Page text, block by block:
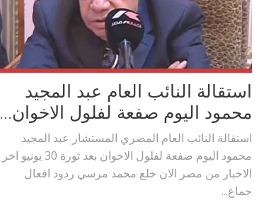
استقالة النائب العام عبد المجيد
محمود اليوم صفعة لفلول الاخوان...
استقالة النائب العام المصري المستشار عبد المجيد
محمود اليوم صفعة لفلول الاخوان بعد ثورة 30 يونيو اخر
الاخبار من مصر الان خلع محمد مرسي ردود افعال
جماع...